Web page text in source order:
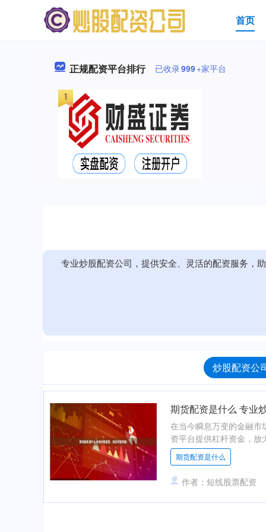
首页
正规配资平台排行 已收录999+家平台
专业炒股配资公司，提供安全、灵活的配资服务，
炒股配资公
期货配资是什么 专业
在当今瞬息万变的金融市
资平台提供杠杆资金，
期货配资是什么
作者：短线股票配资